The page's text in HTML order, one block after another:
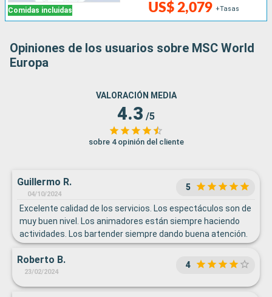
Comidas incluidas US$ 2,079 +Tasas
Opiniones de los usuarios sobre MSC World
Europa
VALORACIÓN MEDIA
4.3 /5
sobre 4 opinión del cliente
Guillermo R.
04/10/2024
5
Excelente calidad de los servicios. Los espectáculos son de
muy buen nivel. Los animadores están siempre haciendo
actividades. Los bartender siempre dando buena atención.
Excelente todo!!!
Roberto B.
23/02/2024
4